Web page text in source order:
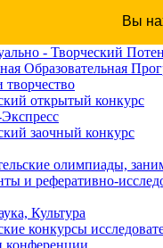
Вы
- Творческий
Образовательная
открытый конкурс
заочный конкурс
олимпиады,
и реферативно-
Культура
конкурсы
конференции